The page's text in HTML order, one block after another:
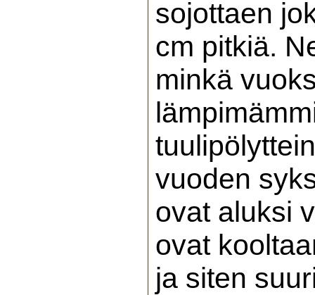
sojottaen
cm pitkiä.
minkä
vuoden
ovat aluksi
ovat
ja siten